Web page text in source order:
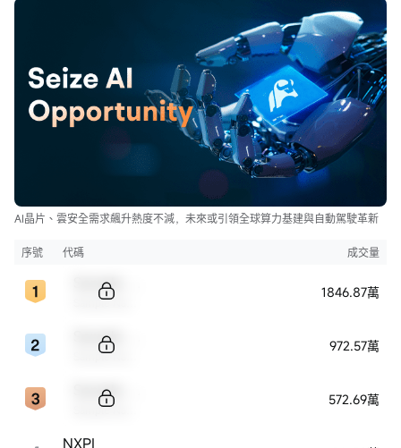
AI晶片、雲安全需求飆升熱度不減，未來或引領全球算力基建與自動駕駛革新
序號 代碼 成交量
1846.87萬
972.57萬
572.69萬
NXPI